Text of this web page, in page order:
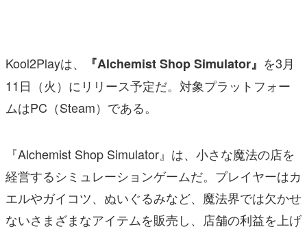
Kool2Playは、 『Alchemist Shop Simulator』 を3月
11日（火）にリリース予定だ。対象プラットフォー
ムはPC（Steam）である。
『Alchemist Shop Simulator』は、小さな魔法の店を
経営するシミュレーションゲームだ。プレイヤーはカ
エルやガイコツ、ぬいぐるみなど、魔法界では欠かせ
ないさまざまなアイテムを販売し、店舗の利益を上げ